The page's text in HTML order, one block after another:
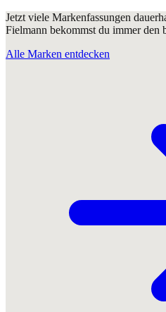
Jetzt viele Markenfassungen
Fielmann bekommst du immer den
Alle Marken entdecken